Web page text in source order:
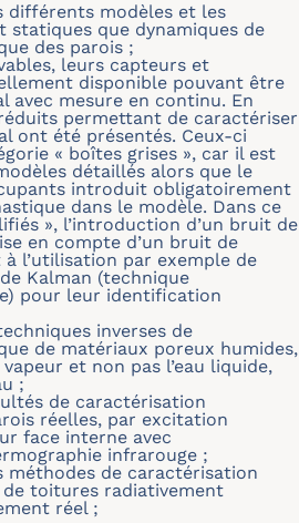
différents modèles et les
statiques que dynamiques de
des parois ;
leurs capteurs et
disponible pouvant être
avec mesure en continu. En
permettant de caractériser
ont été présentés. Ceux-ci
« boîtes grises », car il est
détaillés alors que le
introduit obligatoirement
dans le modèle. Dans ce
», l’introduction d’un bruit de
en compte d’un bruit de
l’utilisation par exemple de
Kalman (technique
pour leur identification
inverses de
de matériaux poreux humides,
et non pas l’eau liquide,
;
de caractérisation
réelles, par excitation
face interne avec
infrarouge ;
méthodes de caractérisation
toitures radiativement
réel ;